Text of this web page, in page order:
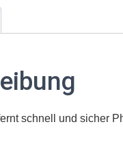
schnell und sicher